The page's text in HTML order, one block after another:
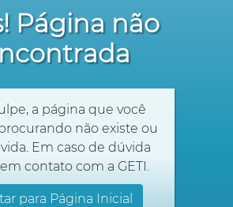
Página não
a página que você
não existe ou
Em caso de dúvida
contato com a GETI.
para Página Inicial